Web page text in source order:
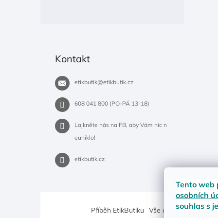
Tento web
osobních
souhlas s
Kontakt
etikbutik@etikbutik.cz
608 041 800 (PO-PÁ 13-18)
Lajkněte nás na FB, aby Vám nic n
euniklo!
etikbutik.cz
Příběh EtikButiku Vše o nákupu